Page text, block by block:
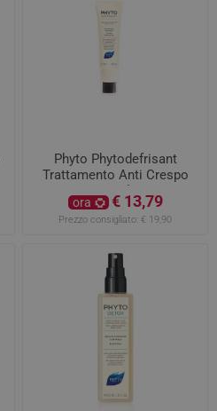
Phyto Phytodefrisant
Trattamento Anti Crespo
50ml
ora € 13,79
Prezzo consigliato: € 19,90